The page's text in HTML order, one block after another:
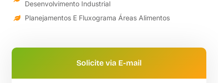
Desenvolvimento Industrial
Planejamentos E Fluxograma Áreas Alimentos
Solicite via E-mail